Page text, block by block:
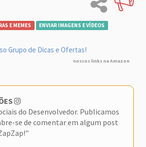
E MEMES ENVIAR IMAGENS E VÍDEOS
Grupo de Dicas e Ofertas!
nossos links na Amazon
do Desenvolvedor. Publicamos
se de comentar em algum post